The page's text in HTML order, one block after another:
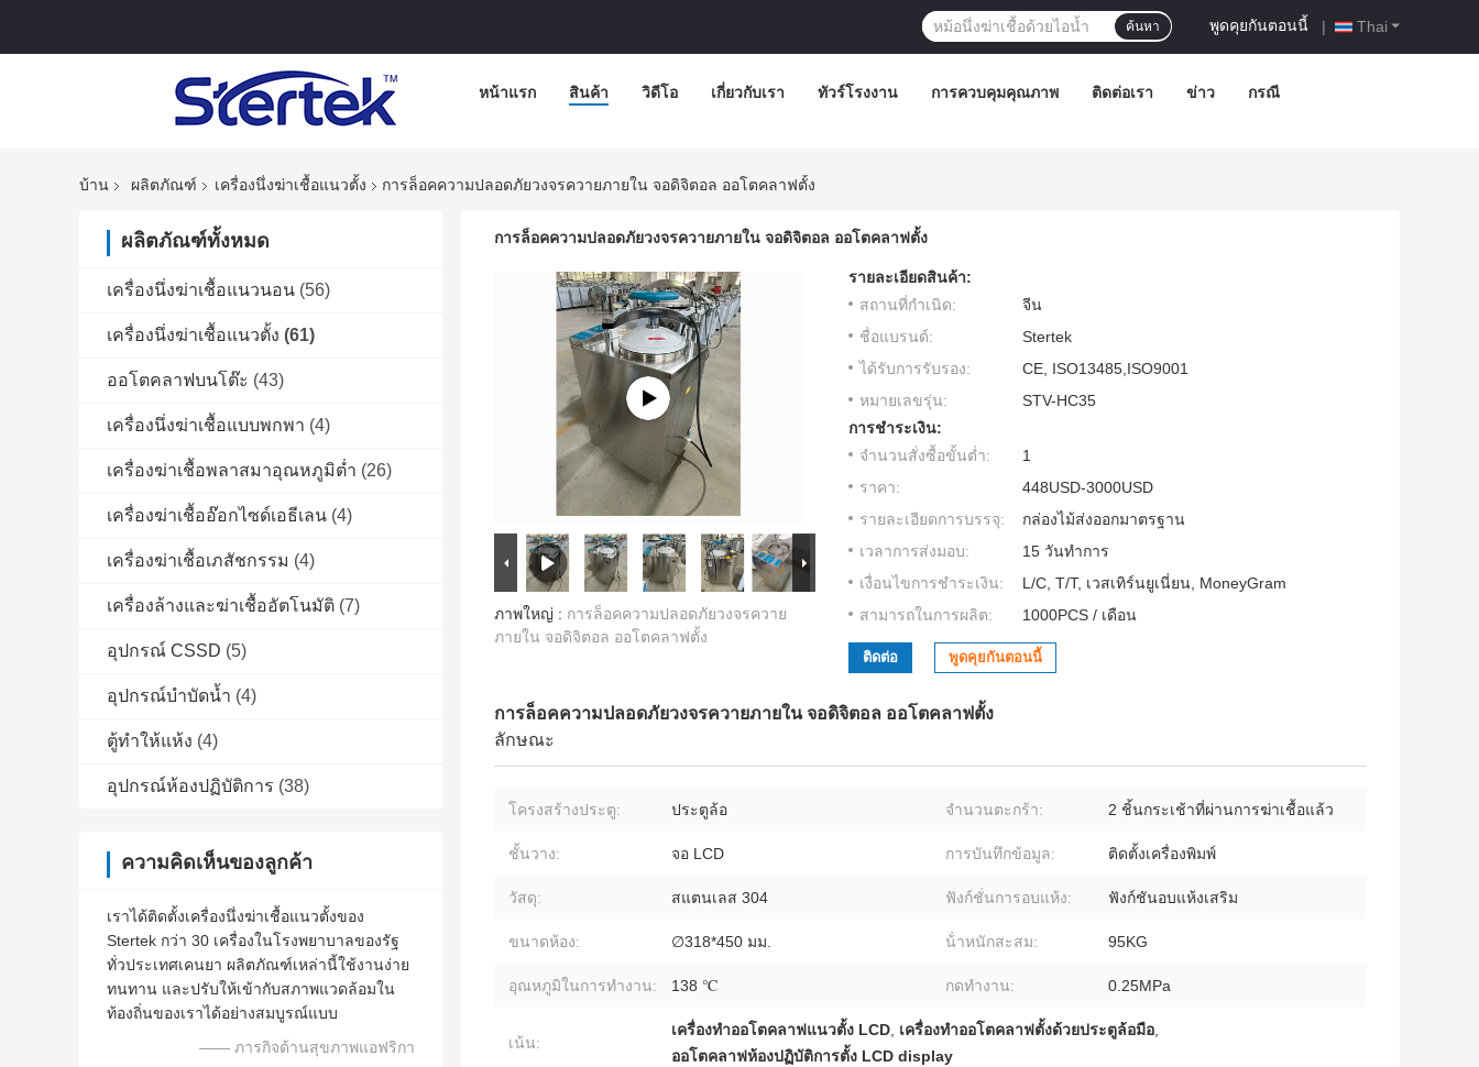
Thai
พูดคุยกันตอนนี้ |
ค้นหา
หน้าแรก สินค้า วิดีโอ เกี่ยวกับเรา ทัวร์โรงงาน การควบคุมคุณภาพ ติดต่อเรา ข่าว กรณี
บ้าน ผลิตภัณฑ์ เครื่องนึ่งฆ่าเชื้อแนวตั้ง การล็อคความปลอดภัยวงจรควายภายใน จอดิจิตอล ออโตคลาฟตั้ง
ผลิตภัณฑ์ทั้งหมด
เครื่องนึ่งฆ่าเชื้อแนวนอน (56)
เครื่องนึ่งฆ่าเชื้อแนวตั้ง (61)
ออโตคลาฟบนโต๊ะ (43)
เครื่องนึ่งฆ่าเชื้อแบบพกพา (4)
เครื่องฆ่าเชื้อพลาสมาอุณหภูมิต่ำ (26)
เครื่องฆ่าเชื้ออ๊อกไซด์เอธีเลน (4)
เครื่องฆ่าเชื้อเภสัชกรรม (4)
เครื่องล้างและฆ่าเชื้ออัตโนมัติ (7)
อุปกรณ์ CSSD (5)
อุปกรณ์บำบัดน้ำ (4)
ตู้ทำให้แห้ง (4)
อุปกรณ์ห้องปฏิบัติการ (38)
ความคิดเห็นของลูกค้า
เราได้ติดตั้งเครื่องนึ่งฆ่าเชื้อแนวตั้งของ
Stertek กว่า 30 เครื่องในโรงพยาบาลของรัฐ
ทั่วประเทศเคนยา ผลิตภัณฑ์เหล่านี้ใช้งานง่าย
ทนทาน และปรับให้เข้ากับสภาพแวดล้อมใน
ท้องถิ่นของเราได้อย่างสมบูรณ์แบบ
—— ภารกิจด้านสุขภาพแอฟริกา
การล็อคความปลอดภัยวงจรควายภายใน จอดิจิตอล ออโตคลาฟตั้ง
ภาพใหญ่ : การล็อคความปลอดภัยวงจรควาย
ภายใน จอดิจิตอล ออโตคลาฟตั้ง
รายละเอียดสินค้า:
สถานที่กำเนิด:
จีน
ชื่อแบรนด์:
Stertek
ได้รับการรับรอง:
CE, ISO13485,ISO9001
หมายเลขรุ่น:
STV-HC35
การชำระเงิน:
จำนวนสั่งซื้อขั้นต่ำ:
1
ราคา:
448USD-3000USD
รายละเอียดการบรรจุ:
กล่องไม้ส่งออกมาตรฐาน
เวลาการส่งมอบ:
15 วันทำการ
เงื่อนไขการชำระเงิน:
L/C, T/T, เวสเทิร์นยูเนี่ยน, MoneyGram
สามารถในการผลิต:
1000PCS / เดือน
ติดต่อ พูดคุยกันตอนนี้
การล็อคความปลอดภัยวงจรควายภายใน จอดิจิตอล ออโตคลาฟตั้ง
ลักษณะ
โครงสร้างประตู: ประตูล้อ จำนวนตะกร้า: 2 ชิ้นกระเช้าที่ผ่านการฆ่าเชื้อแล้ว
ชั้นวาง: จอ LCD การบันทึกข้อมูล: ติดตั้งเครื่องพิมพ์
วัสดุ: สแตนเลส 304 ฟังก์ชั่นการอบแห้ง: ฟังก์ชันอบแห้งเสริม
ขนาดห้อง: ∅318*450 มม. น้ําหนักสะสม: 95KG
อุณหภูมิในการทำงาน: 138 ℃ กดทำงาน: 0.25MPa
เน้น:
เครื่องทําออโตคลาฟแนวตั้ง LCD, เครื่องทําออโตคลาฟตั้งด้วยประตูล้อมือ,
ออโตคลาฟห้องปฏิบัติการตั้ง LCD display